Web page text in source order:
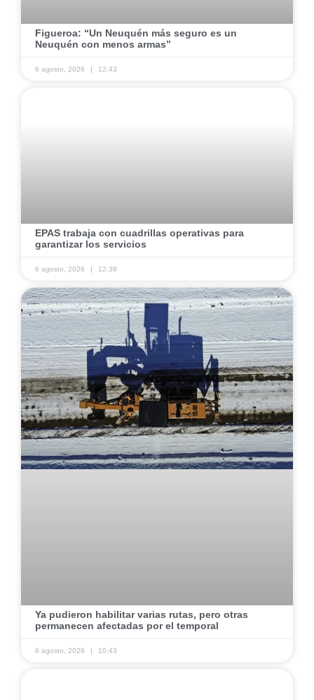
​Figueroa: “Un Neuquén más seguro es un
Neuquén con menos armas” ​
6 agosto, 2026 12:43
​EPAS trabaja con cuadrillas operativas para
garantizar los servicios ​
6 agosto, 2026 12:39
​Ya pudieron habilitar varias rutas, pero otras
permanecen afectadas por el temporal ​
6 agosto, 2026 10:43